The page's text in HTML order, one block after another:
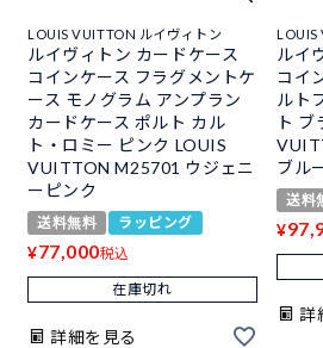
LOUIS VUITTON ルイヴィトン
ルイヴィトン カードケース
コインケース フラグメントケ
ース モノグラム アンプラン
カードケース ポルト カル
ト・ロミー ピンク LOUIS
VUITTON M25701 ウジェニ
ーピンク
送料無料 ラッピング
¥77,000税込
在庫切れ
詳細を見る
LOUIS
ルイ
コイ
ルト
ト ブ
ブル
送料
¥
詳